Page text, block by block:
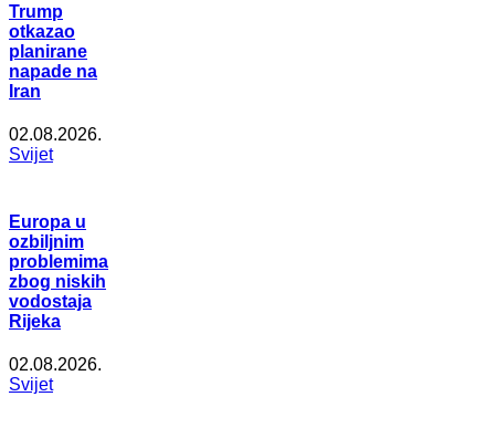
Trump
otkazao
planirane
napade na
Iran
02.08.2026.
Svijet
Europa u
ozbiljnim
problemima
zbog niskih
vodostaja
Rijeka
02.08.2026.
Svijet